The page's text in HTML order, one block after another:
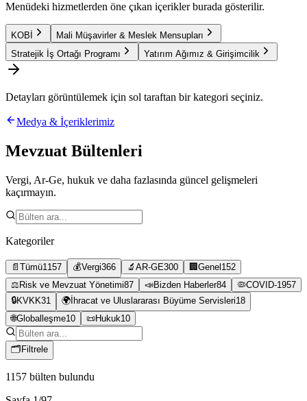
Menüdeki hizmetlerden öne çıkan içerikler burada gösterilir.
KOBİ
Mali Müşavirler & Meslek Mensupları
Stratejik İş Ortağı Programı
Yatırım Ağımız & Girişimcilik
Detayları görüntülemek için sol taraftan bir kategori seçiniz.
Medya & İçeriklerimiz
Mevzuat Bültenleri
Vergi, Ar-Ge, hukuk ve daha fazlasında güncel gelişmeleri
kaçırmayın.
Kategoriler
📄 Tümü1157 💰Vergi366 🔬 AR-GE300 🏢 Genel 152
⚖️ Risk ve Mevzuat Yönetimi87 📣Bizden Haberler84 🦠COVID-1957
🔒KVKK31 🌍 İhracat ve Uluslararası Büyüme Servisleri18
🌐Globalleşme10 📜Hukuk10
🗂 Filtrele
1157 bülten bulundu